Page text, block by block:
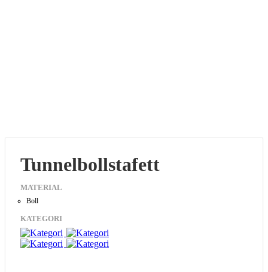
Tunnelbollstafett
MATERIAL
Boll
KATEGORI